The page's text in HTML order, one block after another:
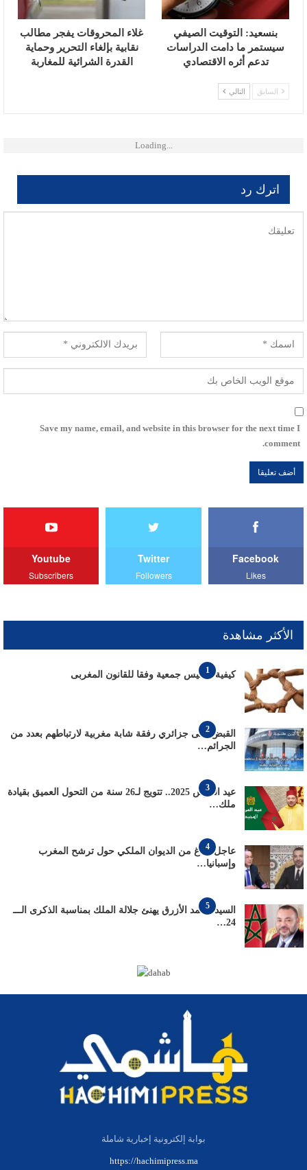
بنسعيد: التوقيت الصيفي
سيستمر ما دامت الدراسات
تدعم أثره الاقتصادي
غلاء المحروقات يفجر مطالب
نقابية بإلغاء التحرير وحماية
القدرة الشرائية للمغاربة
السابق التالي
Loading...
اترك رد
Save my name, email, and website in this browser for the next time I
comment.
Facebook
Likes
Twitter
Followers
Youtube
Subscribers
الأكثر مشاهدة
1
كيفية تأسيس جمعية وفقا للقانون المغربى
2
القبض على جزائري رفقة شابة مغربية لارتباطهم بعدد من
الجرائم…
3
عيد العرش 2025.. تتويج لـ26 سنة من التحول العميق بقيادة
ملك…
4
عاجل: بلاغ من الديوان الملكي حول ترشح المغرب
وإسبانيا…
5
السيد محمد الأزرق يهنئ جلالة الملك بمناسبة الذكرى الـــ
24…
بوابة إلكترونية إخبارية شاملة
https://hachimipress.ma